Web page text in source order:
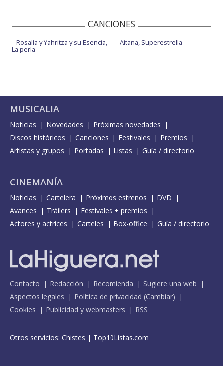
CANCIONES
Rosalía y Yahritza y su Esencia,
La perla
Aitana, Superestrella
MUSICALIA
Noticias Novedades
Próximas novedades
Discos históricos
Canciones Festivales
Premios
Artistas y grupos
Portadas Listas Guía / directorio
CINEMANÍA
Noticias Cartelera Próximos estrenos
DVD
Avances
Tráilers
Festivales + premios
Actores y actrices
Carteles Box-office Guía / directorio
Contacto Redacción Recomienda
Sugiere una web
Aspectos legales
Política de privacidad (Cambiar)
Cookies
Publicidad y webmasters RSS
Otros servicios: Chistes | Top10Listas.com